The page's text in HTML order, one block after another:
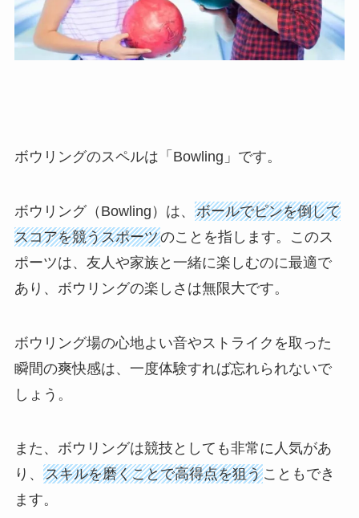
ボウリングのスペルは「Bowling」です。
ボウリング（Bowling）は、 ボールでピンを倒して
スコアを競うスポーツのことを指します。このス
ポーツは、友人や家族と一緒に楽しむのに最適で
あり、ボウリングの楽しさは無限大です。
ボウリング場の心地よい音やストライクを取った
瞬間の爽快感は、一度体験すれば忘れられないで
しょう。
また、ボウリングは競技としても非常に人気があ
り、 スキルを磨くことで高得点を狙うこともでき
ます。